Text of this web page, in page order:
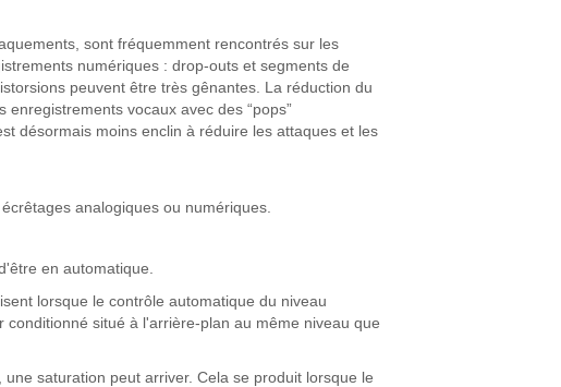
sont fréquemment rencontrés sur les
numériques : drop-outs et segments de
peuvent être très gênantes. La réduction du
vocaux avec des “pops”
désormais moins enclin à réduire les attaques et les
analogiques ou numériques.
en automatique.
lorsque le contrôle automatique du niveau
situé à l'arrière-plan au même niveau que
saturation peut arriver. Cela se produit lorsque le